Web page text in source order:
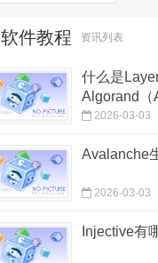
软件教程 资讯列表
什么是
Algorand（
2026-03-03
Avalanche
2026-03-03
Injective有